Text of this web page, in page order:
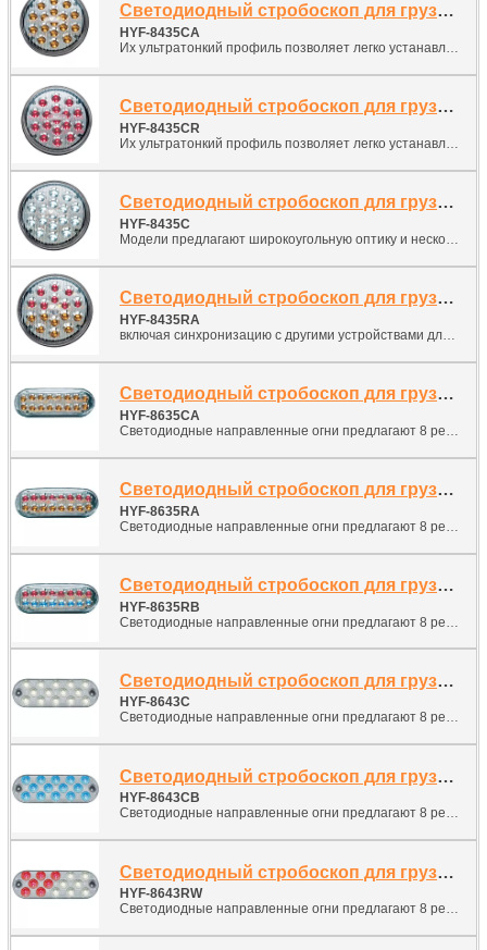
Светодиодный стробоскоп для грузовиков
HYF-8435CA
Их ультратонкий профиль позволяет легко устанавливать их практически в любом месте на автомобиле.
Светодиодный стробоскоп для грузовиков
HYF-8435CR
Их ультратонкий профиль позволяет легко устанавливать их практически в любом месте на автомобиле.
Светодиодный стробоскоп для грузовиков
HYF-8435C
Модели предлагают широкоугольную оптику и несколько режимов вспышки,
Светодиодный стробоскоп для грузовиков
HYF-8435RA
включая синхронизацию с другими устройствами для одновременной или чередующейся работы.
Светодиодный стробоскоп для грузовиков
HYF-8635CA
Светодиодные направленные огни предлагают 8 режимов вспышки, легкую установку и долгий срок службы, низкое обслуживание, никогда не заменяйте лампы или трубки вспышки. Просто установите в предоставленный овальный резиновый гнездо для заднего освещения.
Светодиодный стробоскоп для грузовиков
HYF-8635RA
Светодиодные направленные огни предлагают 8 режимов вспышки, легкую установку и долгий срок службы, низкое обслуживание, никогда не заменяйте лампы или трубки вспышки. Просто установите в предоставленный овальный резиновый гнездо для заднего освещения.
Светодиодный стробоскоп для грузовиков
HYF-8635RB
Светодиодные направленные огни предлагают 8 режимов вспышки, легкую установку и долгий срок службы, низкое обслуживание, никогда не заменяйте лампы или трубки вспышки. Просто установите в предоставленный овальный резиновый гнездо для заднего освещения.
Светодиодный стробоскоп для грузовиков
HYF-8643C
Светодиодные направленные огни предлагают 8 режимов вспышки, легкую установку и долгий срок службы, низкое обслуживание, никогда не заменяйте лампы или трубки вспышки. Просто установите в предоставленный овальный резиновый гнездо для заднего освещения.
Светодиодный стробоскоп для грузовиков
HYF-8643CB
Светодиодные направленные огни предлагают 8 режимов вспышки, легкую установку и долгий срок службы, низкое обслуживание, никогда не заменяйте лампы или трубки вспышки. Просто установите в предоставленный овальный резиновый гнездо для заднего освещения.
Светодиодный стробоскоп для грузовиков
HYF-8643RW
Светодиодные направленные огни предлагают 8 режимов вспышки, легкую установку и долгий срок службы, низкое обслуживание, никогда не заменяйте лампы или трубки вспышки. Просто установите в предоставленный овальный резиновый гнездо для заднего освещения.